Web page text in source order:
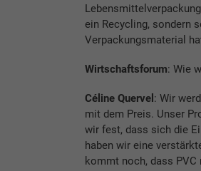
ein Recycling, sondern
Verpackungsmaterial
Wirtschaftsforum: Wie
Céline Quervel : Wir
mit dem Preis. Unser
wir fest, dass sich die
haben wir eine
kommt noch, dass